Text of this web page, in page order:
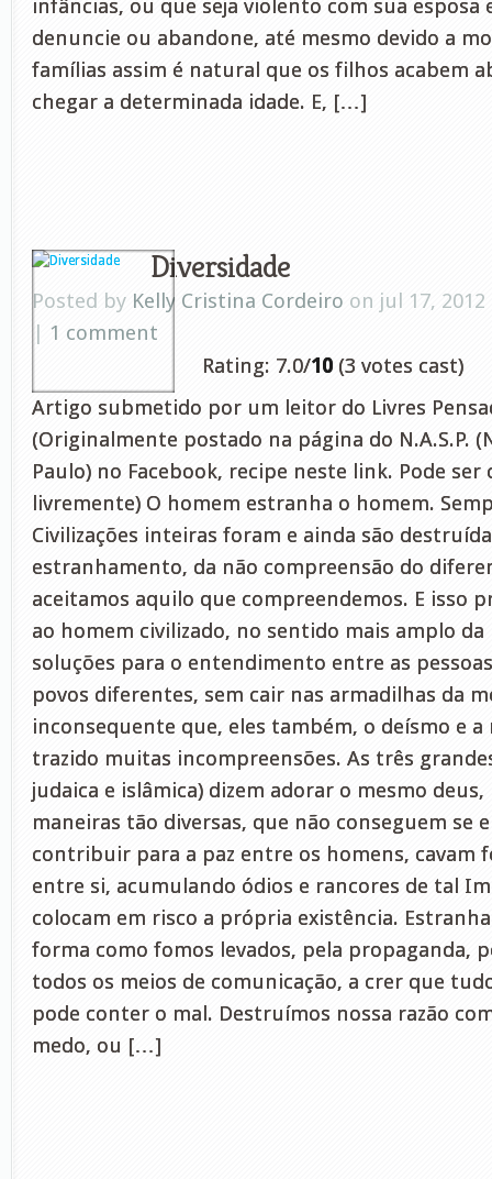
infâncias, ou que seja violento com sua esposa
denuncie ou abandone, até mesmo devido a
famílias assim é natural que os filhos acabem
chegar a determinada idade. E, […]
Diversidade
Posted by Kelly Cristina Cordeiro on jul 17,
| 1 comment
Rating: 7.0/10 (3 votes cast)
Artigo submetido por um leitor do Livres
(Originalmente postado na página do N.A.S.P.
Paulo) no Facebook, recipe neste link. Pode
livremente) O homem estranha o homem.
Civilizações inteiras foram e ainda são
estranhamento, da não compreensão do
aceitamos aquilo que compreendemos. E isso
ao homem civilizado, no sentido mais amplo da
soluções para o entendimento entre as
povos diferentes, sem cair nas armadilhas da
inconsequente que, eles também, o deísmo e
trazido muitas incompreensões. As três
judaica e islâmica) dizem adorar o mesmo deus,
maneiras tão diversas, que não conseguem se
contribuir para a paz entre os homens, cavam
entre si, acumulando ódios e rancores de tal
colocam em risco a própria existência.
forma como fomos levados, pela propaganda,
todos os meios de comunicação, a crer que
pode conter o mal. Destruímos nossa razão
medo, ou […]